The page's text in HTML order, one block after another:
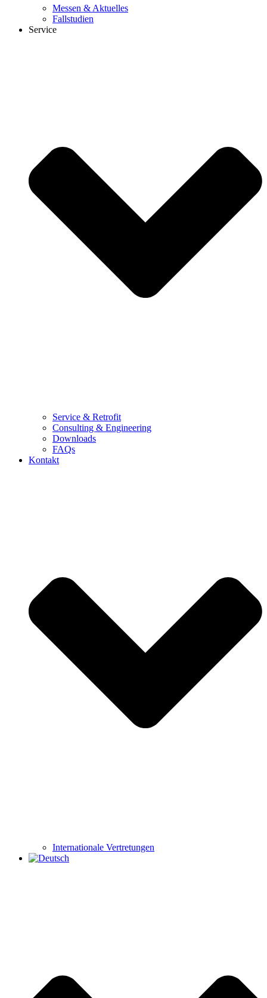
Messen & Aktuelles
Fallstudien
Service
Service & Retrofit
Consulting & Engineering
Downloads
FAQs
Kontakt
Internationale Vertretungen